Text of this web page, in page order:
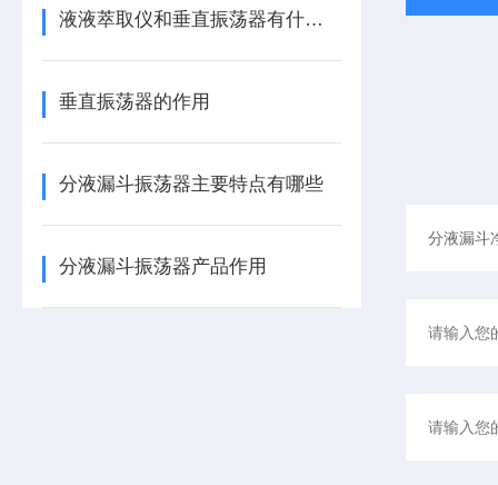
液液萃取仪和垂直振荡器有什么区别
垂直振荡器的作用
分液漏斗振荡器主要特点有哪些
分液漏斗振荡器产品作用